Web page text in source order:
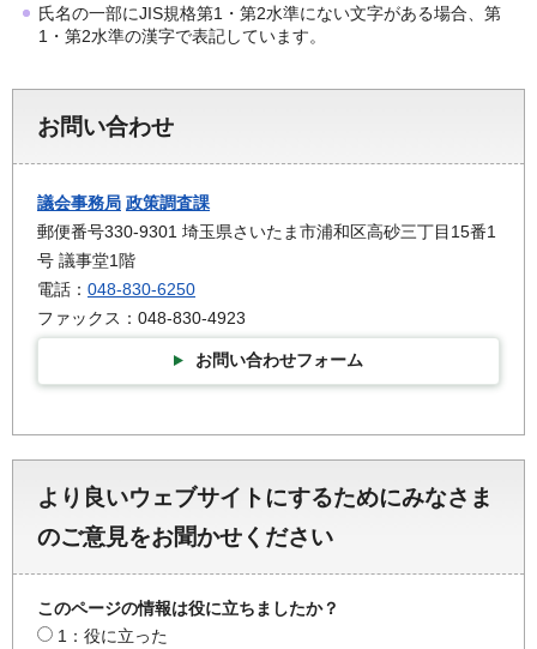
氏名の一部にJIS規格第1・第2水準にない文字がある場合、第
1・第2水準の漢字で表記しています。
お問い合わせ
議会事務局 政策調査課
郵便番号330-9301 埼玉県さいたま市浦和区高砂三丁目15番1
号 議事堂1階
電話： 048-830-6250
ファックス：048-830-4923
お問い合わせフォーム
より良いウェブサイトにするためにみなさま
のご意見をお聞かせください
このページの情報は役に立ちましたか？
1：役に立った